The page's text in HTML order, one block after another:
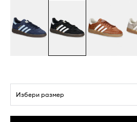
Избери размер